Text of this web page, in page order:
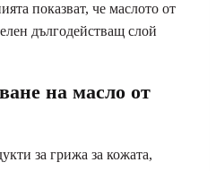
показват, че маслото от
дългодействащ слой
на масло от
за грижа за кожата,